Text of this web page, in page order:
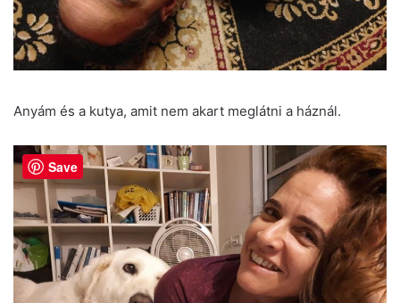
Anyám és a kutya, amit nem akart meglátni a háznál.
Save